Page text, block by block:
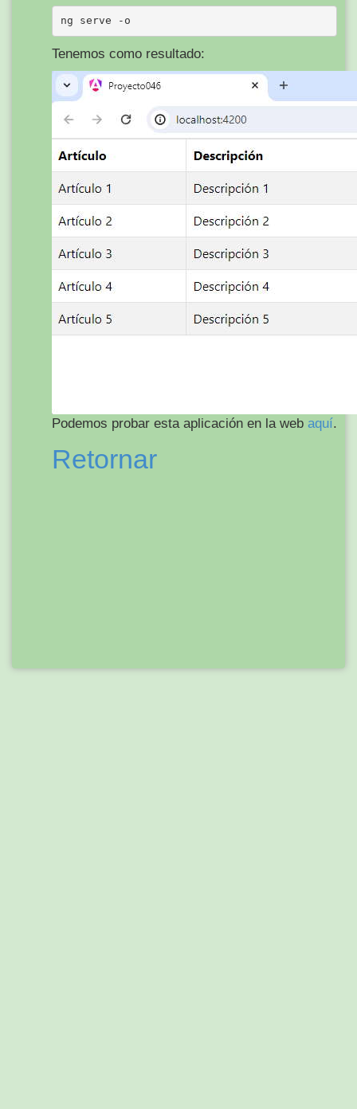
Tenemos como resultado:
Podemos probar esta aplicación en la web aquí.
Retornar